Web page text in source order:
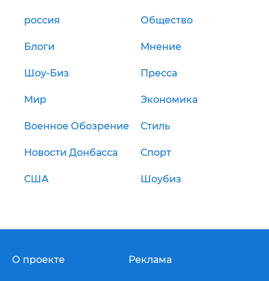
россия Общество
Блоги Мнение
Шоу-Биз Пресса
Мир Экономика
Военное Обозрение Стиль
Новости Донбасса Спорт
США Шоубиз
О проекте Реклама